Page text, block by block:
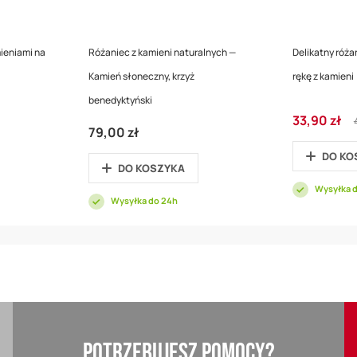
na
Różaniec z kamieni naturalnych —
Kamień słoneczny, krzyż
benedyktyński
79,00 zł
DO KOSZYKA
Wysyłka do 24h
Delikatny
rękę z kamieni
Cena
promocyjna
33,90 zł
DO
Wysyłka